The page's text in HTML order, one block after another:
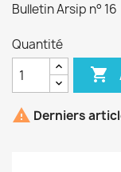
Bulletin Arsip n° 16
Quantité

 Derniers